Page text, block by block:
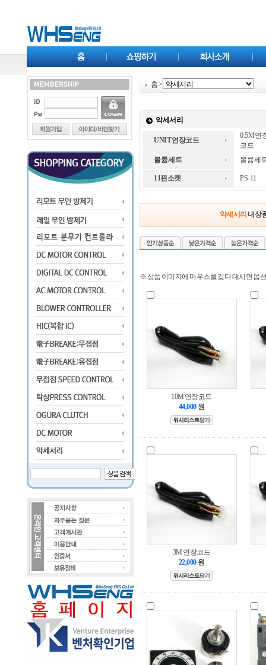
홈>
악세서리
UNIT 연장코드
0.5M 연
코드
볼륨 세트
볼륨 세
11핀소켓 PS-11
악세서리 내 상
※ 상품 이미지에 마우스를 갖다 대시면 옵
10M 연장코드
44,000 원
3M 연장코드
22,000 원